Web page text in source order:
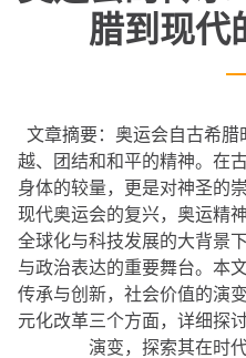
腊到现代
文章摘要：奥运会自古希
越、团结和和平的精神。在
身体的较量，更是对神圣的
现代奥运会的复兴，奥运精
全球化与科技发展的大背景
与政治表达的重要舞台。本
传承与创新，社会价值的演
元化改革三个方面，详细探
演变，探索其在时